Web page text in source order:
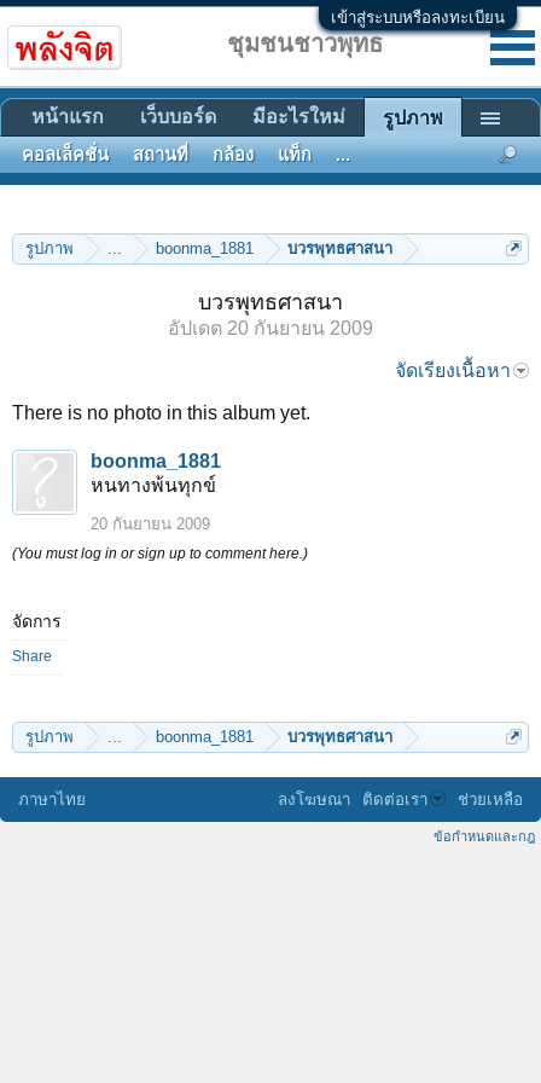
เข้าสู่ระบบหรือลงทะเบียน
รูปภาพ ... boonma_1881 บวรพุทธศาสนา
บวรพุทธศาสนา
อัปเดต 20 กันยายน 2009
จัดเรียงเนื้อหา
There is no photo in this album yet.
boonma_1881
หนทางพ้นทุกข์
20 กันยายน 2009
(You must log in or sign up to comment here.)
จัดการ
Share
รูปภาพ ... boonma_1881 บวรพุทธศาสนา
ชุมชนชาวพุทธ
หน้าแรก เว็บบอร์ด มีอะไรใหม่ รูปภาพ
คอลเล็คชั่น สถานที่ กล้อง แท็ก ...
ภาษาไทย ลงโฆษณา ติดต่อเรา ช่วยเหลือ
ข้อกำหนดและกฎ